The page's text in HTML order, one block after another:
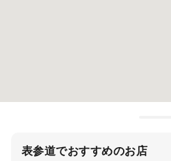
表参道でおすすめのお店